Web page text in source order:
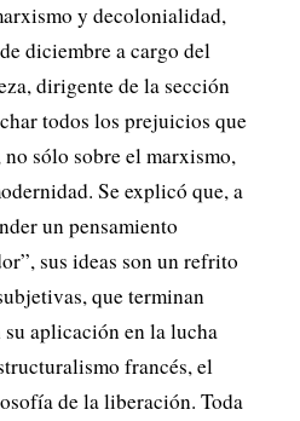
y decolonialidad,
diciembre a cargo del
dirigente de la sección
todos los prejuicios que
sólo sobre el marxismo,
Se explicó que, a
un pensamiento
sus ideas son un refrito
que terminan
aplicación en la lucha
francés, el
de la liberación. Toda